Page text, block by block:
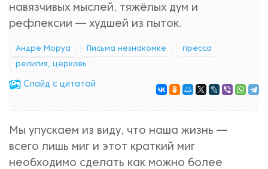
навязчивых мыслей, тяжёлых дум и
рефлексии — худшей из пыток.
Андре Моруа Письма незнакомке пресса
религия, церковь
Cлайд с цитатой
Мы упускаем из виду, что наша жизнь —
всего лишь миг и этот краткий миг
необходимо сделать как можно более